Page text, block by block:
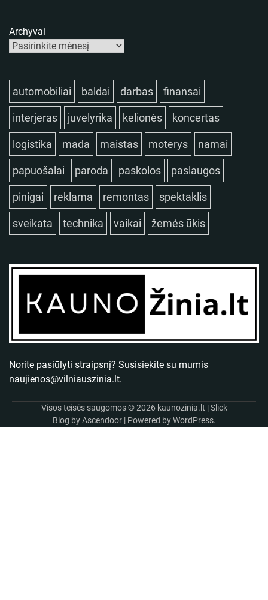
Archyvai
automobiliai baldai darbas finansai
interjeras juvelyrika kelionės koncertas
logistika mada maistas moterys namai
papuošalai paroda paskolos paslaugos
pinigai reklama remontas spektaklis
sveikata technika vaikai žemės ūkis
Norite pasiūlyti straipsnį? Susisiekite su mumis
naujienos@vilniauszinia.lt.
Visos teisės saugomos © 2026 kaunozinia.lt | Slick
Blog byAscendoor| Powered byWordPress.